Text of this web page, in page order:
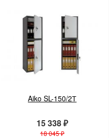
Aiko SL-150/2Т
15 338 ₽
18 045 ₽